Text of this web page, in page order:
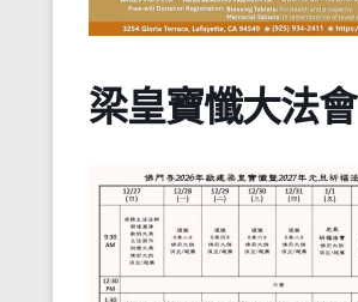
梁皇寶懺大法會